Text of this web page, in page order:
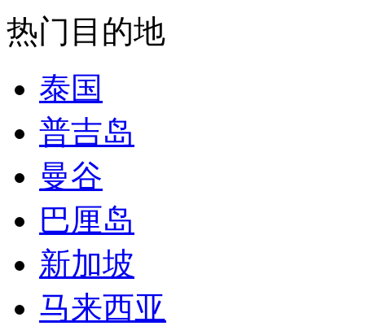
热门目的地
泰国
普吉岛
曼谷
巴厘岛
新加坡
马来西亚